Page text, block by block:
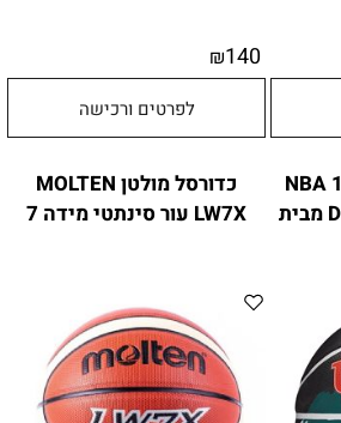
₪140
לפרטים ורכישה
כדור כדורסל 100565 NBA
DRV PRO DRIP BSKT מבית
כדורסל מולטן MOLTEN
LW7X עור סינתטי מידה 7